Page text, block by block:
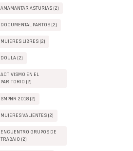
AMAMANTAR ASTURIAS (2)
DOCUMENTAL PARTOS (2)
MUJERES LIBRES (2)
DOULA (2)
ACTIVISMO EN EL
PARITORIO (2)
SMPNR 2018 (2)
MUJERES VALIENTES (2)
ENCUENTRO GRUPOS DE
TRABAJO (2)